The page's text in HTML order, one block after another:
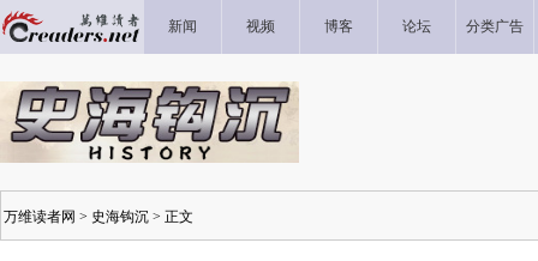
新闻 视频 博客 论坛 分类广告
万维读者网 > 史海钩沉 > 正文